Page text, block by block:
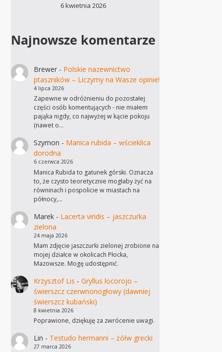
6 kwietnia 2026
Najnowsze komentarze
Brewer- Polskie nazewnictwo
ptaszników – Liczymy na Wasze opinie!
4 lipca 2026
Zapewne w odróżnieniu do pozostałej
części osób komentujących - nie miałem
pająka nigdy, co najwyżej w kącie pokoju
(nawet o…
Szymon - Manica rubida – wścieklica
dorodna
6 czerwca 2026
Manica Rubida to gatunek górski. Oznacza
to, że czysto teoretycznie mogłaby żyć na
równinach i pospolicie w miastach na
północy,…
Marek- Lacerta viridis – jaszczurka
zielona
24 maja 2026
Mam zdjęcie jaszczurki zielonej zrobione na
mojej działce w okolicach Płocka,
Mazowsze. Mogę udostępnić.
Krzysztof Lis - Gryllus locorojo –
świerszcz czerwnonogłowy (dawniej
świerszcz kubański)
8 kwietnia 2026
Poprawione, dziękuję za zwrócenie uwagi.
Lin - Testudo hermanni – żółw grecki
27 marca 2026